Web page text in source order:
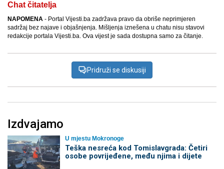
Chat čitatelja
NAPOMENA - Portal Vijesti.ba zadržava pravo da obriše neprimjeren
sadržaj bez najave i objašnjenja. Mišljenja iznešena u chatu nisu stavovi
redakcije portala Vijesti.ba. Ova vijest je sada dostupna samo za čitanje.
Pridruži se diskusiji
Izdvajamo
U mjestu Mokronoge
Teška nesreća kod Tomislavgrada: Četiri
osobe povrijeđene, među njima i dijete